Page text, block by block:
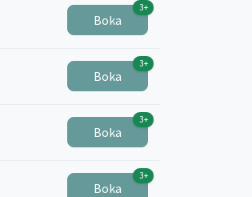
Boka
3+
Boka
3+
Boka
3+
Boka
3+